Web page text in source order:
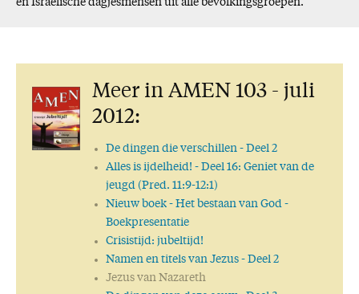
en Israëlische dagjesmensen uit alle bevolkingsgroepen.
Meer in AMEN 103 - juli
2012:
De dingen die verschillen- Deel 2
Alles is ijdelheid!- Deel 16: Geniet van de
jeugd (Pred. 11:9-12:1)
Nieuw boek- Het bestaan van God -
Boekpresentatie
Crisistijd: jubeltijd!
Namen en titels van Jezus- Deel 2
Jezus van Nazareth